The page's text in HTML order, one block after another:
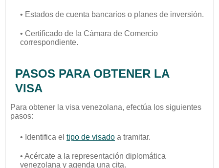
• Estados de cuenta bancarios o planes de inversión.
• Certificado de la Cámara de Comercio
correspondiente.
PASOS PARA OBTENER LA
VISA
Para obtener la visa venezolana, efectúa los siguientes
pasos:
• Identifica el tipo de visado a tramitar.
• Acércate a la representación diplomática
venezolana y agenda una cita.